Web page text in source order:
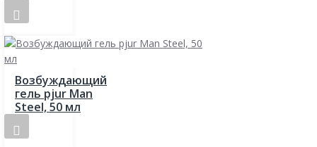
Возбуждающий
гель pjur Man
Steel, 50 мл